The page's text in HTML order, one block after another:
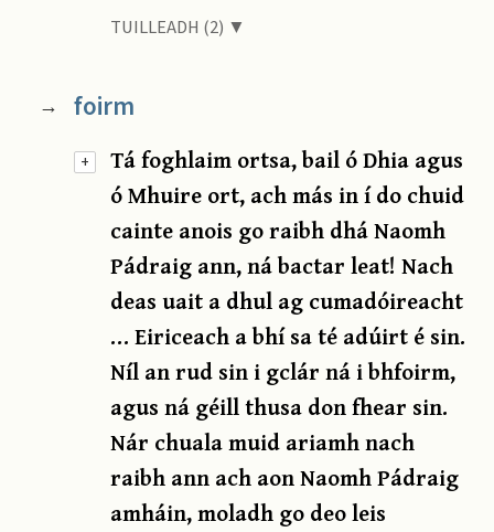
TUILLEADH (2) ▼
+
→ foirm
Tá foghlaim ortsa, bail ó Dhia agus
ó Mhuire ort, ach más in í do chuid
cainte anois go raibh dhá Naomh
Pádraig ann, ná bactar leat! Nach
deas uait a dhul ag cumadóireacht
… Eiriceach a bhí sa té adúirt é sin.
Níl an rud sin i gclár ná i bhfoirm,
agus ná géill thusa don fhear sin.
Nár chuala muid ariamh nach
raibh ann ach aon Naomh Pádraig
amháin, moladh go deo leis